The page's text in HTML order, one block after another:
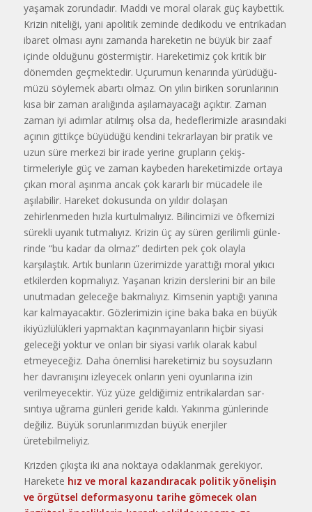
yaşamak zorundadır. Maddi ve moral olarak güç kaybettik.
Krizin niteliği, yani a­politik zeminde dedikodu ve entrika­dan
ibaret olması aynı zamanda ha­reketin ne büyük bir zaaf
içinde ol­duğunu göstermiştir. Hareketimiz çok kritik bir
dönemden geçmekte­dir. Uçurumun kenarında yürüdüğü­
müzü söylemek abartı olmaz. On yı­lın biriken sorunlarının
kısa bir za­man aralığında aşılamayacağı açık­tır. Zaman
zaman iyi adımlar atılmış olsa da, hedeflerimizle arasındaki
a­çının gittikçe büyüdüğü kendini tek­rarlayan bir pratik ve
uzun süre mer­kezi bir irade yerine grupların çekiş­
tirmeleriyle güç ve zaman kaybeden hareketimizde ortaya
çıkan moral a­şınma ancak çok kararlı bir mücade­le ile
aşılabilir. Hareket dokusunda on yıldır dolaşan
zehirlenmeden hız­la kurtulmalıyız. Bilincimizi ve öf­kemizi
sürekli uyanık tutmalıyız. Krizin üç ay süren gerilimli günle­
rinde “bu kadar da olmaz” dedirten pek çok olayla
karşılaştık. Artık bun­ların üzerimizde yarattığı moral yı­kıcı
etkilerden kopmalıyız. Yaşanan krizin derslerini bir an bile
unutma­dan geleceğe bakmalıyız. Kimsenin yaptığı yanına
kar kalmayacaktır. Gözlerimizin içine baka baka en bü­yük
ikiyüzlülükleri yapmaktan ka­çınmayanların hiçbir siyasi
geleceği yoktur ve onları bir siyasi varlık ola­rak kabul
etmeyeceğiz. Daha önem­lisi hareketimiz bu soysuzların
her davranışını izleyecek onların yeni oyunlarına izin
verilmeyecektir. Yüz yüze geldiğimiz entrikalardan sar­
sıntıya uğrama günleri geride kaldı. Yakınma günlerinde
değiliz. Büyük sorunlarımızdan büyük enerjiler
üretebilmeliyiz.
Krizden çıkışta iki ana noktaya odaklanmak gerekiyor.
Harekete hız ve moral kazandıracak politik yö­nelişin
ve örgütsel deformasyonu tarihe gömecek olan